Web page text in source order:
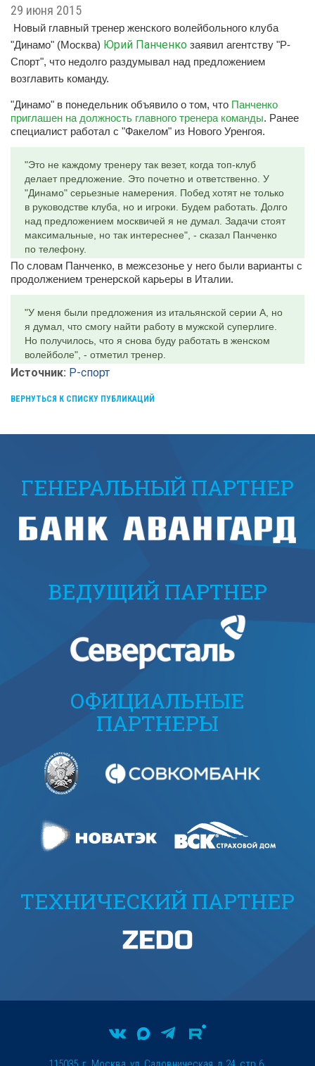
29 июня 2015
Новый главный тренер женского волейбольного клуба
"Динамо" (Москва) Юрий Панченко заявил агентству "Р-
Спорт", что недолго раздумывал над предложением
возглавить команду.
"Динамо" в понедельник объявило о том, что Панченко
приглашен на должность главного тренера команды. Ранее
специалист работал с "Факелом" из Нового Уренгоя.
"Это не каждому тренеру так везет, когда топ-клуб
делает предложение. Это почетно и ответственно. У
"Динамо" серьезные намерения. Побед хотят не только
в руководстве клуба, но и игроки. Будем работать. Долго
над предложением москвичей я не думал. Задачи стоят
максимальные, но так интереснее", - сказал Панченко
по телефону.
По словам Панченко, в межсезонье у него были варианты с
продолжением тренерской карьеры в Италии.
"У меня были предложения из итальянской серии А, но
я думал, что смогу найти работу в мужской суперлиге.
Но получилось, что я снова буду работать в женском
волейболе", - отметил тренер.
Источник: Р-спорт
ВЕРНУТЬСЯ К СПИСКУ ПУБЛИКАЦИЙ
ГЕНЕРАЛЬНЫЙ ПАРТНЕР
ВЕДУЩИЙ ПАРТНЕР
ОФИЦИАЛЬНЫЕ
ПАРТНЕРЫ
ТЕХНИЧЕСКИЙ ПАРТНЕР